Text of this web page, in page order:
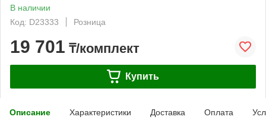
В наличии
Код: D23333
Розница
19 701 ₸/комплект
Купить
Описание Характеристики Доставка Оплата